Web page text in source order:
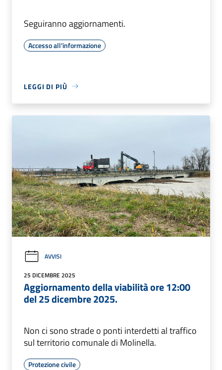
Seguiranno aggiornamenti.
Accesso all'informazione
LEGGI DI PIÙ
AVVISI
25 DICEMBRE 2025
Aggiornamento della viabilità ore 12:00
del 25 dicembre 2025.
Non ci sono strade o ponti interdetti al traffico
sul territorio comunale di Molinella.
Protezione civile